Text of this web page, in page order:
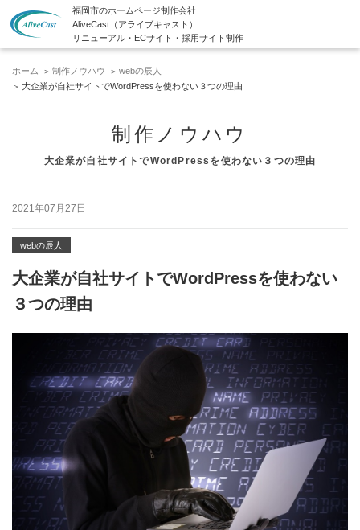
福岡市のホームページ制作会社
AliveCast（アライブキャスト）
リニューアル・ECサイト・採用サイト制作
ホーム 制作ノウハウ
webの辰人
大企業が自社サイトでWordPressを使わない３つの理由
制作ノウハウ
大企業が自社サイトでWordPressを使わない３つの理由
2021年07月27日
webの辰人
大企業が自社サイトでWordPressを使わない
３つの理由